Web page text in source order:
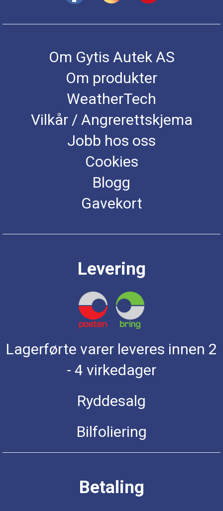
Om Gytis Autek AS
Om produkter
WeatherTech
Vilkår / Angrerettskjema
Jobb hos oss
Cookies
Blogg
Gavekort
Levering
Lagerførte varer leveres innen 2
- 4 virkedager
Ryddesalg
Bilfoliering
Betaling